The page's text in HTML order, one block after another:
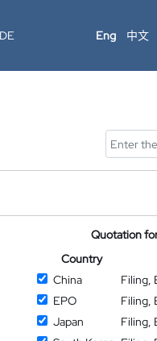
Eng 中文
Quotation
Country
China
Filing,
EPO
Filing,
Japan
Filing,